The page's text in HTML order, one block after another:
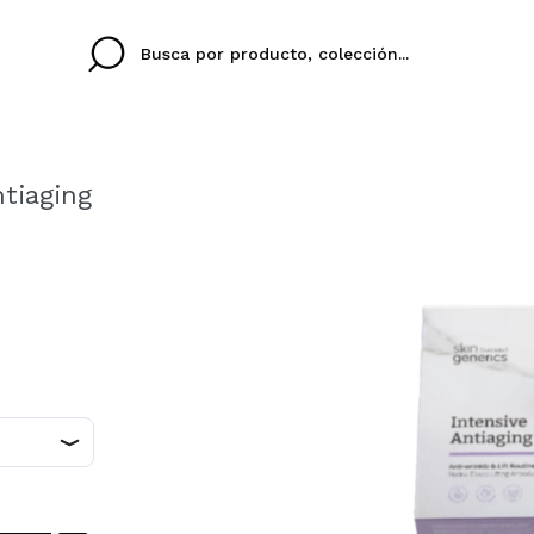
Al crear una cuenta
rápidamente, revisar
IDIOMA ENGLISH
colori